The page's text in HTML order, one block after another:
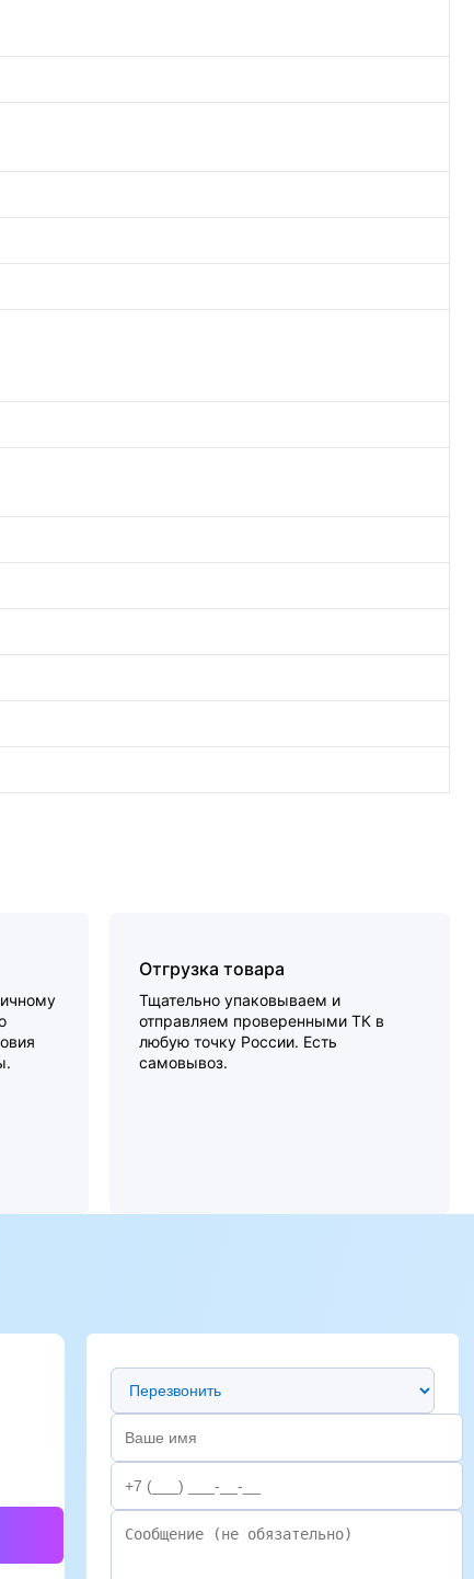
Отгрузка товара
Тщательно упаковываем и
отправляем проверенными ТК в
любую точку России. Есть
самовывоз.
Предпочтительный способ связи